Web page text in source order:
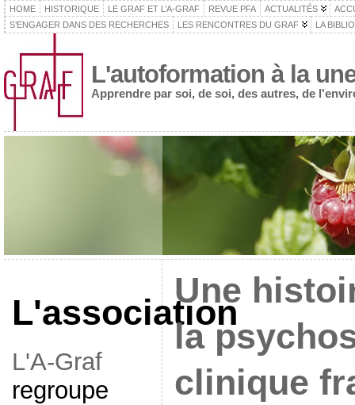
HOME HISTORIQUE LE GRAF ET L’A-GRAF REVUE PFA ACTUALITÉS
S’ENGAGER DANS DES RECHERCHES
LES RENCONTRES DU GRAF LA
L'autoformation à la
Apprendre par soi, de soi, des autres, de
L'association
L'A-Graf
regroupe
Une
la
clinique